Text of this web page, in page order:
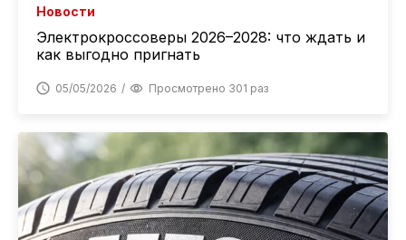
Новости
Электрокроссоверы 2026–2028: что ждать и
как выгодно пригнать
05/05/2026 Просмотрено 301 раз